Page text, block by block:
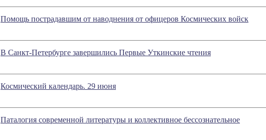
Помощь пострадавшим от наводнения от офицеров Космических войск
В Санкт-Петербурге завершились Первые Уткинские чтения
Космический календарь. 29 июня
Паталогия современной литературы и коллективное бессознательное